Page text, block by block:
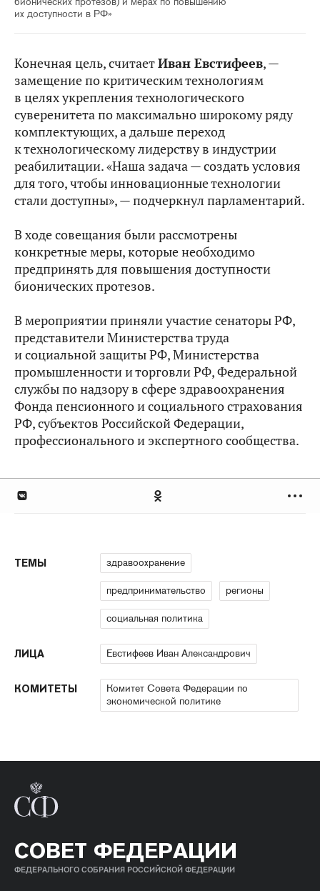
их доступности в РФ»
Конечная цель, считаетИван Евстифеев, —
замещение по критическим технологиям
в целях укрепления технологического
суверенитета по максимально широкому ряду
комплектующих, а дальше переход
к технологическому лидерству в индустрии
реабилитации. «Наша задача — создать условия
для того, чтобы инновационные технологии
стали доступны», — подчеркнул парламентарий.
В ходе совещания были рассмотрены
конкретные меры, которые необходимо
предпринять для повышения доступности
бионических протезов.
В мероприятии приняли участие сенаторы РФ,
представители Министерства труда
и социальной защиты РФ, Министерства
промышленности и торговли РФ, Федеральной
службы по надзору в сфере здравоохранения
Фонда пенсионного и социального страхования
РФ, субъектов Российской Федерации,
профессионального и экспертного сообщества.
ТЕМЫ здравоохранение
предпринимательство регионы
социальная политика
ЛИЦА Евстифеев Иван Александрович
КОМИТЕТЫ
Комитет Совета Федерации по
экономической политике
СОВЕТ ФЕДЕРАЦИИ
ФЕДЕРАЛЬНОГО СОБРАНИЯ РОССИЙСКОЙ ФЕДЕРАЦИИ